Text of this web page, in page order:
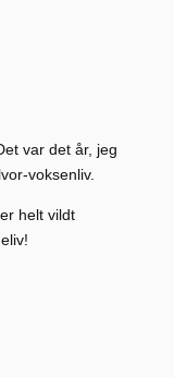
var det år, jeg
voksenliv.
helt vildt